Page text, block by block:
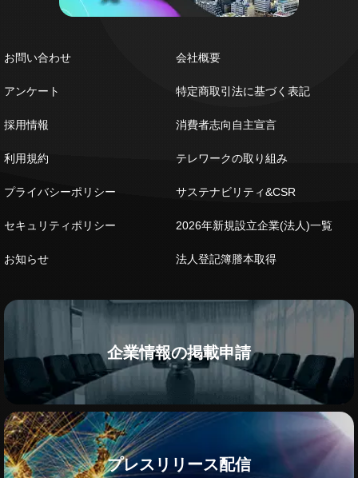
お問い合わせ
アンケート
採用情報
利用規約
プライバシーポリシー
セキュリティポリシー
お知らせ
会社概要
特定商取引法に基づく表記
消費者志向自主宣言
テレワークの取り組み
サステナビリティ&CSR
2026年新規設立企業(法人)一覧
法人登記簿謄本取得
企業情報の掲載申請
プレスリリース配信